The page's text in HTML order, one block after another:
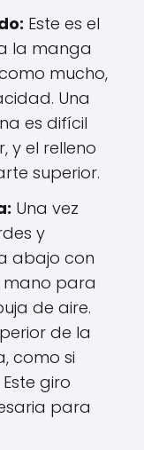
Este es el
la manga
mucho,
Una
es difícil
y el relleno
superior.
Una vez
y
abajo con
para
de aire.
de la
como si
giro
para